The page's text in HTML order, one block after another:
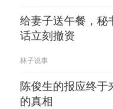
给妻子送午餐，秘
话立刻撤资
林子说事
陈俊生的报应终于
的真相